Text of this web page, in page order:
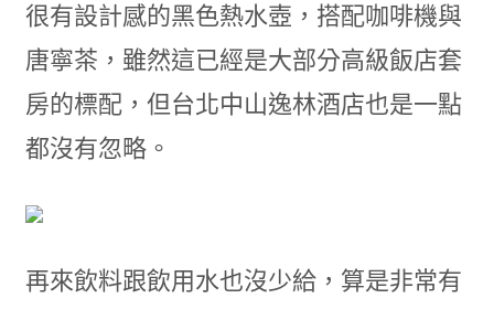
很有設計感的黑色熱水壺，搭配咖啡機與
唐寧茶，雖然這已經是大部分高級飯店套
房的標配，但台北中山逸林酒店也是一點
都沒有忽略。
再來飲料跟飲用水也沒少給，算是非常有